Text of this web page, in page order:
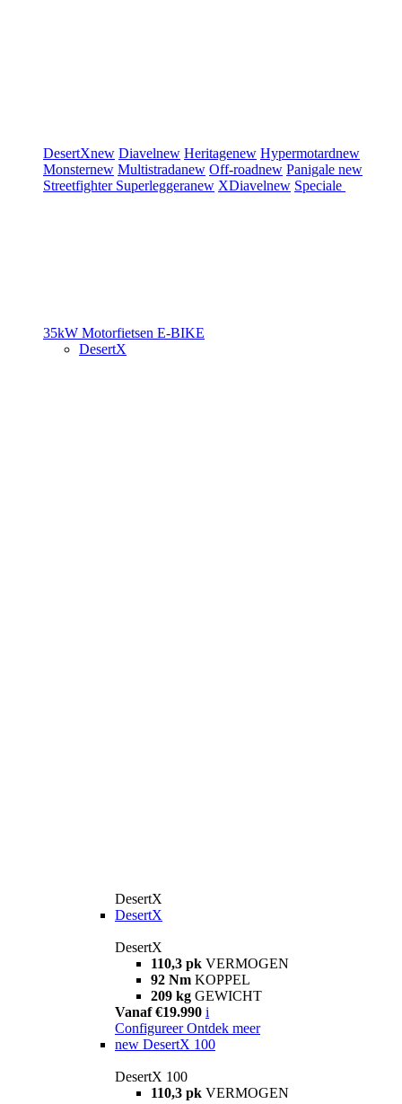
DesertXnew Diavelnew Heritagenew Hypermotardnew
Monsternew Multistradanew Off-roadnew Panigale new
Streetfighter Superleggeranew XDiavelnew Speciale
35kW Motorfietsen E-BIKE
DesertX
DesertX
DesertX
DesertX
110,3 pk VERMOGEN
92 Nm KOPPEL
209 kg GEWICHT
Vanaf €19.990 i
Configureer Ontdek meer
new DesertX 100
DesertX 100
110,3 pk VERMOGEN